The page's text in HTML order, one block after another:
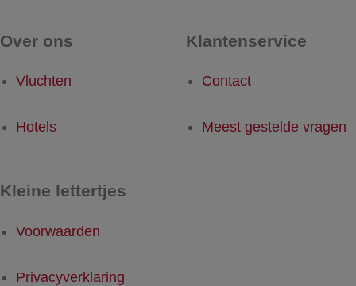
Over ons
Vluchten
Hotels
Klantenservice
Contact
Meest gestelde vragen
Kleine lettertjes
Voorwaarden
Privacyverklaring